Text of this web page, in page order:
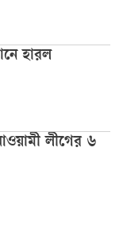
হারল
লীগের ৬